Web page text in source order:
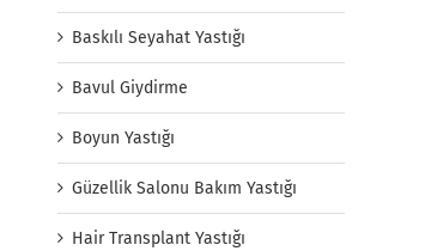
Baskılı Seyahat Yastığı
Bavul Giydirme
Boyun Yastığı
Güzellik Salonu Bakım Yastığı
Hair Transplant Yastığı